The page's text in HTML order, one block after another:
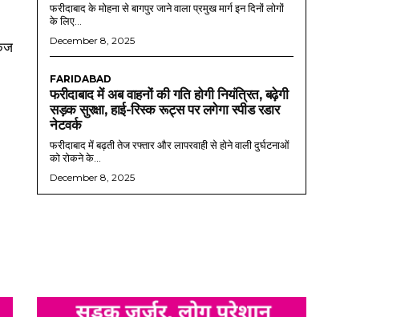
फरीदाबाद के मोहना से बागपुर जाने वाला प्रमुख मार्ग इन दिनों लोगों
के लिए...
December 8, 2025
FARIDABAD
फरीदाबाद में अब वाहनों की गति होगी नियंत्रित, बढ़ेगी
सड़क सुरक्षा, हाई-रिस्क रूट्स पर लगेगा स्पीड रडार
नेटवर्क
फरीदाबाद में बढ़ती तेज रफ्तार और लापरवाही से होने वाली दुर्घटनाओं
को रोकने के...
December 8, 2025